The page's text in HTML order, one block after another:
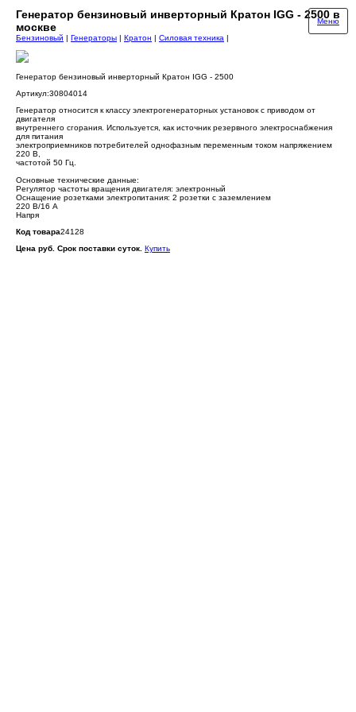
Генератор бензиновый инверторный Кратон IGG - 2500 в
москве
Меню
Бензиновый | Генераторы | Кратон | Силовая техника |
Генератор бензиновый инверторный Кратон IGG - 2500
Артикул:30804014
Генератор относится к классу электрогенераторных установок с приводом от
двигателя
внутреннего сгорания. Используется, как источник резервного электроснабжения
для питания
электроприемников потребителей однофазным переменным током напряжением
220 В,
частотой 50 Гц.
Основные технические данные:
Регулятор частоты вращения двигателя: электронный
Оснащение розетками электропитания: 2 розетки с заземлением
220 В/16 А
Напря
Код товара24128
Цена руб. Срок поставки суток. Купить